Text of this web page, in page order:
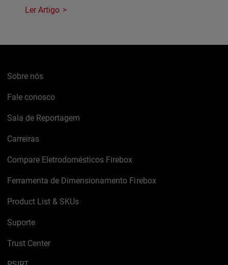
Ler Artigo
Sobre nós
Fale conosco
Sala de Reportagem
Carreiras
Compare Eletrodomésticos Firebox
Ferramenta de Dimensionamento Firebox
Product List & SKUs
Suporte
Trust Center